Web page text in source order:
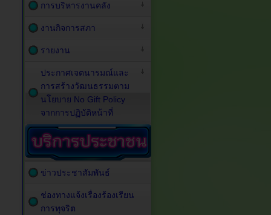
การบริหารงานคลัง
งานกิจการสภา
รายงาน
ประกาศเจตนารมณ์และ
การสร้างวัฒนธรรมตาม
นโยบาย No Gift Policy
จากการปฏิบัติหน้าที่
ข่าวประชาสัมพันธ์
ช่องทางแจ้งเรื่องร้องเรียน
การทุจริต